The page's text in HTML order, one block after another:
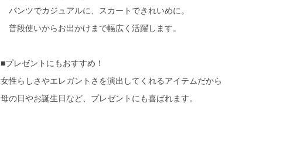
パンツでカジュアルに、スカートできれいめに。
普段使いからお出かけまで幅広く活躍します。
■プレゼントにもおすすめ！
女性らしさやエレガントさを演出してくれるアイテムだから
母の日やお誕生日など、プレゼントにも喜ばれます。